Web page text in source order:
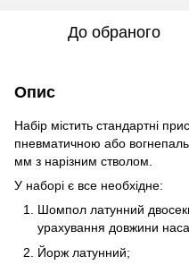
До обраного
Опис
Набір містить стандартні
пневматичною або
мм з нарізним стволом.
У наборі є все необхідне:
Шомпол латунний
урахування довжини
Йорж латунний;